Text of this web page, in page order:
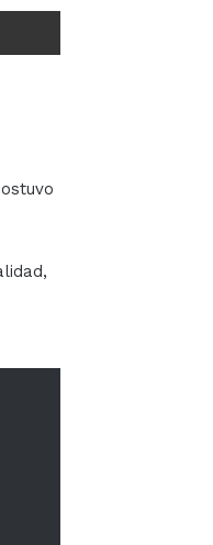
Compartir Via E-mail